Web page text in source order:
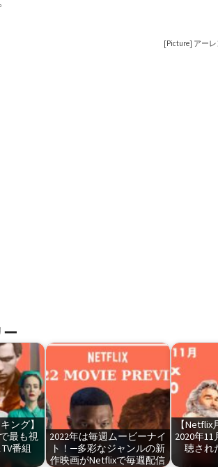
[Picture] アー
ー
ング】
最も視
番組
2022年は毎週ムービーナイ
ト！─多彩なジャンルの新
作映画がNetflixで毎週配信
【Netflix
2020年
聴され